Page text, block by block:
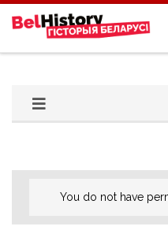
Skip to content
You do not have